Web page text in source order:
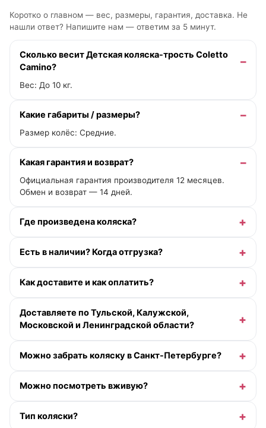
Коротко о главном — вес, размеры, гарантия, доставка. Не
нашли ответ? Напишите нам — ответим за 5 минут.
Сколько весит Детская коляска-трость Coletto
Camino?
Вес: До 10 кг.
Какие габариты / размеры?
Размер колёс: Средние.
Какая гарантия и возврат?
Официальная гарантия производителя 12 месяцев.
Обмен и возврат — 14 дней.
Где произведена коляска?
Есть в наличии? Когда отгрузка?
Как доставите и как оплатить?
Доставляете по Тульской, Калужской,
Московской и Ленинградской области?
Можно забрать коляску в Санкт-Петербурге?
Можно посмотреть вживую?
Тип коляски?